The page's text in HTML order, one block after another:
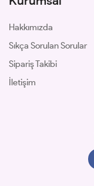
Hakkımızda
Sıkça Sorulan Sorular
Sipariş Takibi
İletişim